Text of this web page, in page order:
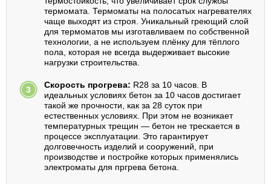
термомата. Термоматы на полосатых нагревателях
чаще выходят из строя. Уникальный греющий слой
для термоматов мы изготавливаем по собственной
технологии, а не используем плёнку для тёплого
пола, которая не всегда выдерживает высокие
нагрузки строительства.
Скорость прогрева: R28 за 10 часов. В
идеальных условиях бетон за 10 часов достигает
такой же прочности, как за 28 суток при
естественных условиях. При этом не возникает
температурных трещин — бетон не трескается в
процессе эксплуатации. Это гарантирует
долговечность изделий и сооружений, при
производстве и постройке которых применялись
электроматы для пргрева бетона.